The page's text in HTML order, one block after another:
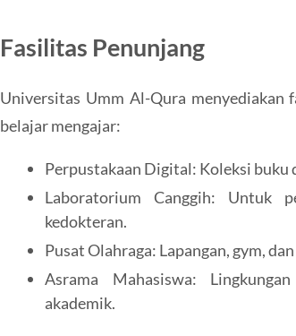
Fasilitas Penunjang
Universitas Umm Al-Qura menyediakan
belajar mengajar:
Perpustakaan Digital: Koleksi buku
Laboratorium Canggih: Untuk
kedokteran.
Pusat Olahraga: Lapangan, gym,
Asrama Mahasiswa:
akademik.